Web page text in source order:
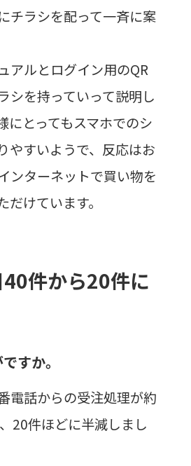
チラシを配って一斉に案
アルとログイン用のQR
シを持っていって説明し
にとってもスマホでのシ
やすいようで、反応はお
ンターネットで買い物を
けています。
件から20件に
すか。
電話からの受注処理が約
20件ほどに半減しまし